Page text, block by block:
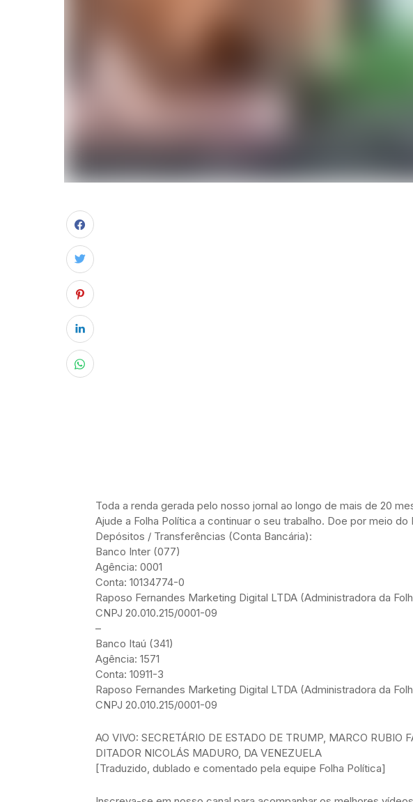
Toda a renda gerada pelo nosso jornal ao longo de mais de 20
Ajude a Folha Política a continuar o seu trabalho. Doe por meio
Depósitos / Transferências (Conta Bancária):
Banco Inter (077)
Agência: 0001
Conta: 10134774-0
Raposo Fernandes Marketing Digital LTDA (Administradora da
CNPJ 20.010.215/0001-09
–
Banco Itaú (341)
Agência: 1571
Conta: 10911-3
Raposo Fernandes Marketing Digital LTDA (Administradora da
CNPJ 20.010.215/0001-09
AO VIVO: SECRETÁRIO DE ESTADO DE TRUMP, MARCO RUBIO
DITADOR NICOLÁS MADURO, DA VENEZUELA
[Traduzido, dublado e comentado pela equipe Folha Política]